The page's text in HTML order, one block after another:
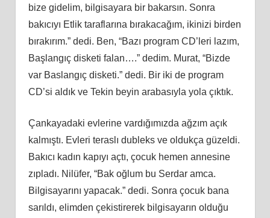
bize gidelim, bilgisayara bir bakarsın. Sonra
bakıcıyı Etlik taraflarına bırakacağım, ikinizi birden
bırakırım.” dedi. Ben, “Bazı program CD’leri lazım,
Başlangıç disketi falan….” dedim. Murat, “Bizde
var Baslangıç disketi.” dedi. Bir iki de program
CD’si aldık ve Tekin beyin arabasıyla yola çıktık.
Çankayadaki evlerine vardığımızda ağzım açık
kalmıştı. Evleri teraslı dubleks ve oldukça güzeldi.
Bakıcı kadın kapıyı açtı, çocuk hemen annesine
zıpladı. Nilüfer, “Bak oğlum bu Serdar amca.
Bilgisayarını yapacak.” dedi. Sonra çocuk bana
sarıldı, elimden çekistirerek bilgisayarın olduğu